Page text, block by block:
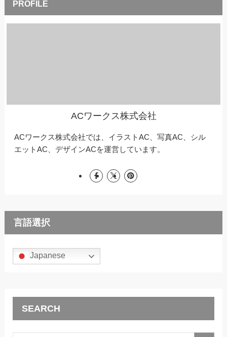
ACワークス株式会社
ACワークス株式会社では、イラストAC、写真AC、シル
エットAC、デザインACを運営しています。
言語選択
Japanese
SEARCH